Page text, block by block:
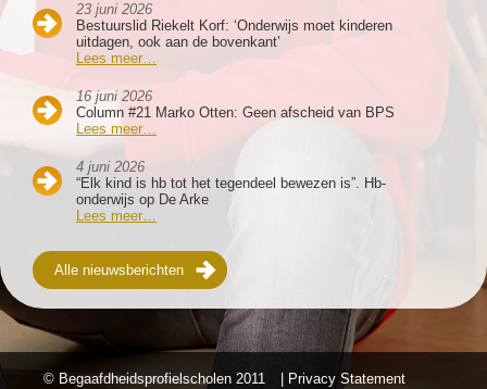
23 juni 2026
Bestuurslid Riekelt Korf: ‘Onderwijs moet kinderen
uitdagen, ook aan de bovenkant’
Lees meer…
16 juni 2026
Column #21 Marko Otten: Geen afscheid van BPS
Lees meer…
4 juni 2026
“Elk kind is hb tot het tegendeel bewezen is”. Hb-
onderwijs op De Arke
Lees meer…
Alle nieuwsberichten
© Begaafdheidsprofielscholen 2011 | Privacy Statement